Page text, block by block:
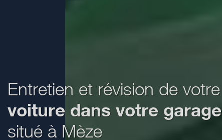
Entretien et révision de votre
voiture dans votre garage
situé à Mèze